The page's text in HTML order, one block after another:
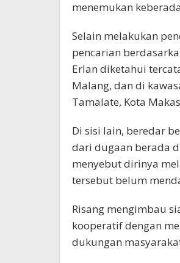
menemukan
Selain melakukan
pencarian
Erlan diketahui
Malang, dan di
Tamalate, Kota
Di sisi lain, beredar
dari dugaan berada
menyebut dirinya
tersebut belum
Risang mengimbau
kooperatif dengan
dukungan